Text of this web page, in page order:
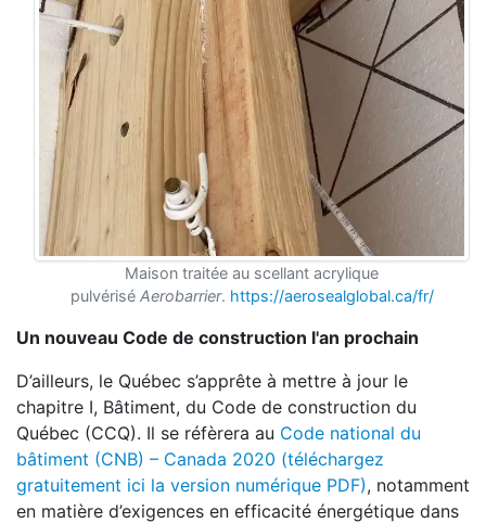
Maison traitée au scellant acrylique
pulvérisé Aerobarrier. https://aerosealglobal.ca/fr/
Un nouveau Code de construction l'an prochain
D’ailleurs, le Québec s’apprête à mettre à jour le
chapitre I, Bâtiment, du Code de construction du
Québec (CCQ). Il se réfèrera au Code national du
bâtiment (CNB) – Canada 2020 (téléchargez
gratuitement ici la version numérique PDF), notamment
en matière d’exigences en efficacité énergétique dans